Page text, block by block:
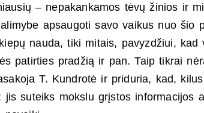
– nepakankamos tėvų žinios ir
apsaugoti savo vaikus nuo šio
nauda, tiki mitais, pavyzdžiui, kad
patirties pradžią ir pan. Taip tikrai
T. Kundrotė ir priduria, kad,
suteiks mokslu grįstos informacijos